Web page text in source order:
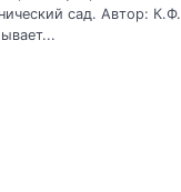
сад. Автор: К.Ф.